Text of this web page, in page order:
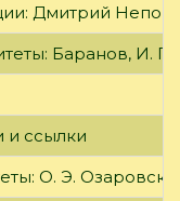
Дмитрий
Баранов, И.
и ссылки
О. Э.